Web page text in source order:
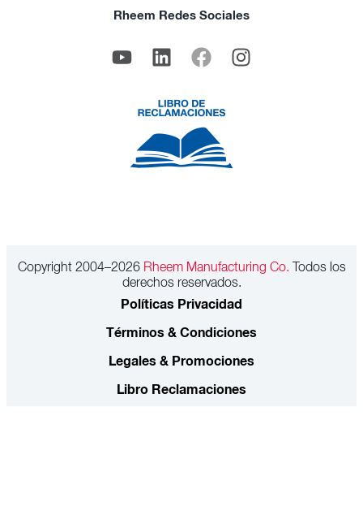
Rheem Redes Sociales
Copyright 2004–2026Rheem Manufacturing Co. Todos los
derechos reservados.
Políticas Privacidad
Términos & Condiciones
Legales & Promociones
Libro Reclamaciones